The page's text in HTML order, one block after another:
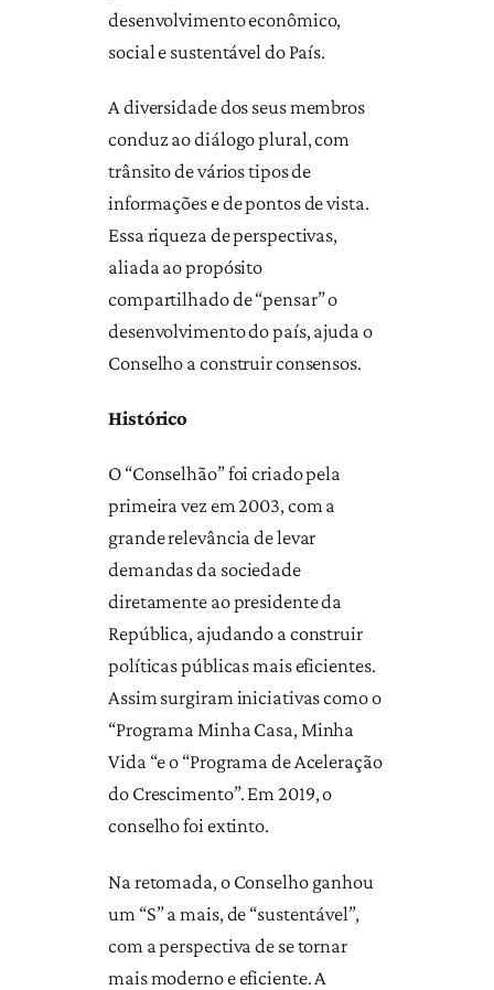
desenvolvimento econômico,
social e sustentável do País.
A diversidade dos seus membros
conduz ao diálogo plural, com
trânsito de vários tipos de
informações e de pontos de vista.
Essa riqueza de perspectivas,
aliada ao propósito
compartilhado de “pensar” o
desenvolvimento do país, ajuda o
Conselho a construir consensos.
Histórico
O “Conselhão” foi criado pela
primeira vez em 2003, com a
grande relevância de levar
demandas da sociedade
diretamente ao presidente da
República, ajudando a construir
políticas públicas mais eficientes.
Assim surgiram iniciativas como o
“Programa Minha Casa, Minha
Vida “e o “Programa de Aceleração
do Crescimento”. Em 2019, o
conselho foi extinto.
Na retomada, o Conselho ganhou
um “S” a mais, de “sustentável”,
com a perspectiva de se tornar
mais moderno e eficiente. A